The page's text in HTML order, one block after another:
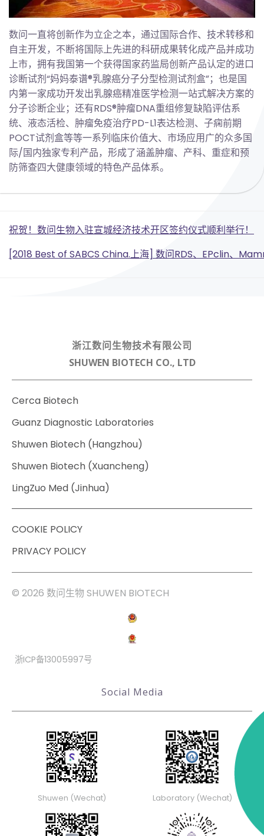
数问一直将创新作为立企之本，通过国际合作、技术转移和
自主开发，不断将国际上先进的科研成果转化成产品并成功
上市，拥有我国第一个获得国家药监局创新产品认定的进口
诊断试剂“妈妈泰谱®乳腺癌分子分型检测试剂盒”；也是国
内第一家成功开发出乳腺癌精准医学检测一站式解决方案的
分子诊断企业；还有RDS®肿瘤DNA重组修复缺陷评估系
统、液态活检、肿瘤免疫治疗PD-L1表达检测、子痫前期
POCT试剂盒等等一系列临床价值大、市场应用广的众多国
际/国内独家专利产品，形成了涵盖肿瘤、产科、重症和预
防筛查四大健康领域的特色产品体系。
Post
navigation
祝贺！数问生物入驻宣城经济技术开区签约仪式顺利举行！
Post
[2018 Best of SABCS China.上海] 数问RDS、EPclin、
浙江数问生物技术有限公司
SHUWEN BIOTECH CO., LTD
Cerca Biotech
Guanz Diagnostic Laboratories
Shuwen Biotech (Hangzhou)
Shuwen Biotech (Xuancheng)
LingZuo Med (Jinhua)
COOKIE POLICY
PRIVACY POLICY
© 2026 数问生物 SHUWEN BIOTECH
浙ICP备13005997号
Social Media
Shuwen (Wechat) Laboratory (Wechat)